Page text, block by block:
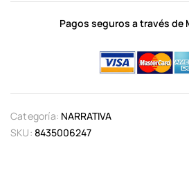
Pagos seguros a través de
Categoría: NARRATIVA
SKU: 8435006247